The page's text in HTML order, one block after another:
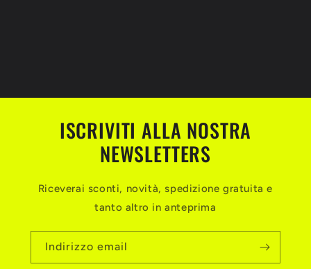
ISCRIVITI ALLA NOSTRA
NEWSLETTERS
Riceverai sconti, novità, spedizione gratuita e
tanto altro in anteprima
Indirizzo email